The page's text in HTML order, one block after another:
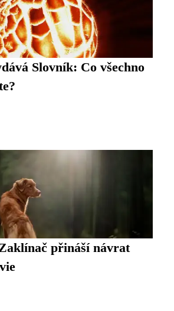
Slovník: Co všechno
přináší návrat